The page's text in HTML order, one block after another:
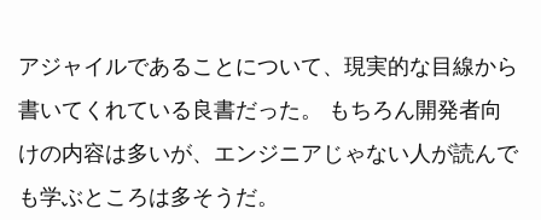
アジャイルであることについて、現実的な目線から
書いてくれている良書だった。 もちろん開発者向
けの内容は多いが、エンジニアじゃない人が読んで
も学ぶところは多そうだ。